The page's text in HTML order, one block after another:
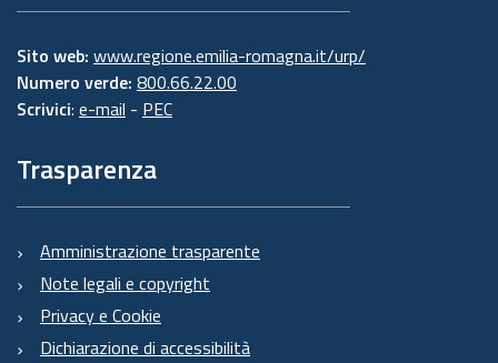
Sito web: www.regione.emilia-romagna.it/urp/
Numero verde: 800.66.22.00
Scrivici: e-mail - PEC
Trasparenza
Amministrazione trasparente
Note legali e copyright
Privacy e Cookie
Dichiarazione di accessibilità